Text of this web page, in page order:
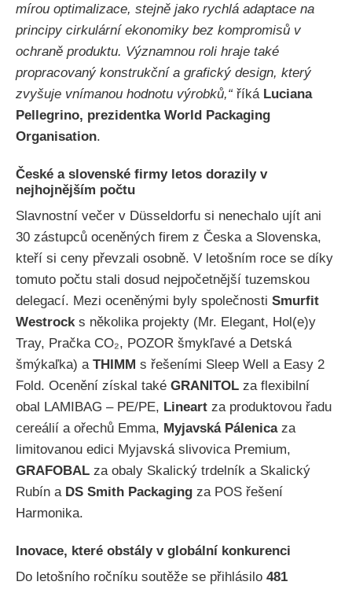
mírou optimalizace, stejně jako rychlá adaptace na
principy cirkulární ekonomiky bez kompromisů v
ochraně produktu. Významnou roli hraje také
propracovaný konstrukční a grafický design, který
zvyšuje vnímanou hodnotu výrobků,“ říká Luciana
Pellegrino, prezidentka World Packaging
Organisation.
České a slovenské firmy letos dorazily v
nejhojnějším počtu
Slavnostní večer v Düsseldorfu si nenechalo ujít ani
30 zástupců oceněných firem z Česka a Slovenska,
kteří si ceny převzali osobně. V letošním roce se díky
tomuto počtu stali dosud nejpočetnější tuzemskou
delegací. Mezi oceněnými byly společnosti Smurfit
Westrock s několika projekty (Mr. Elegant, Hol(e)y
Tray, Pračka CO₂, POZOR šmykľavé a Detská
šmýkaľka) a THIMM s řešeními Sleep Well a Easy 2
Fold. Ocenění získal také GRANITOL za flexibilní
obal LAMIBAG – PE/PE, Lineart za produktovou řadu
cereálií a ořechů Emma, Myjavská Pálenicaza
limitovanou edici Myjavská slivovica Premium,
GRAFOBAL za obaly Skalický trdelník a Skalický
Rubín a DS Smith Packaging za POS řešení
Harmonika.
Inovace, které obstály v globální konkurenci
Do letošního ročníku soutěže se přihlásilo 481